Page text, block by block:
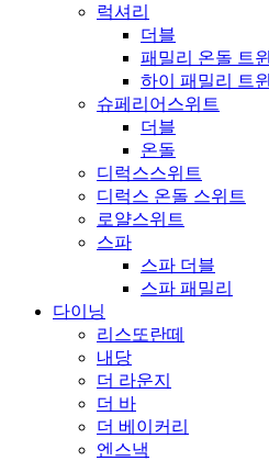
럭셔리
더블
패밀리 온돌 트윈
하이 패밀리 트윈
슈페리어스위트
더블
온돌
디럭스스위트
디럭스 온돌 스위트
로얄스위트
스파
스파 더블
스파 패밀리
다이닝
리스또란떼
내당
더 라운지
더 바
더 베이커리
엔스낵